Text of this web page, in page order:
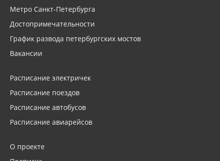
Метро Санкт-Петербурга
Достопримечательности
График развода петербургских мостов
Вакансии
Расписание электричек
Расписание поездов
Расписание автобусов
Расписание авиарейсов
О проекте